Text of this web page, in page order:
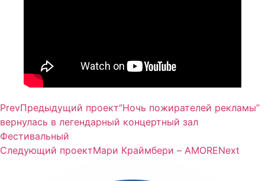
PrevПредыдущий проект“Ночь пожирателей рекламы”
вернулась в легендарный концертный зал
Фестивальный
Следующий проектМари Краймбери – AMORENext